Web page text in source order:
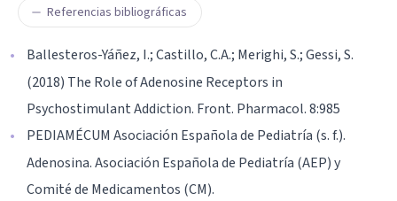
Referencias bibliográficas
Ballesteros-Yáñez, I.; Castillo, C.A.; Merighi, S.; Gessi, S.
(2018) The Role of Adenosine Receptors in
Psychostimulant Addiction. Front. Pharmacol. 8:985
PEDIAMÉCUM Asociación Española de Pediatría (s. f.).
Adenosina. Asociación Española de Pediatría (AEP) y
Comité de Medicamentos (CM).